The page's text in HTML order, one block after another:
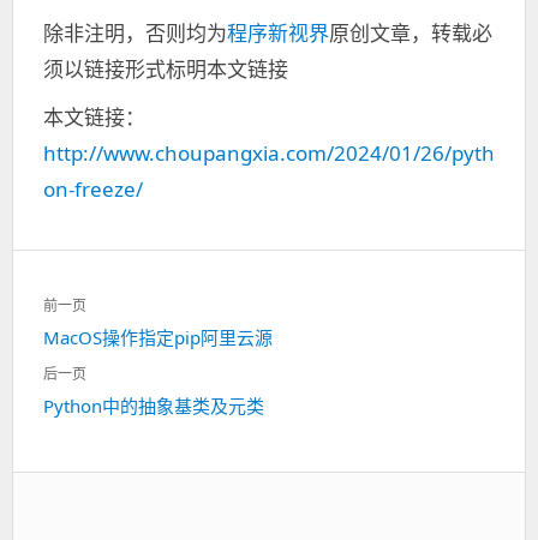
除非注明，否则均为程序新视界原创文章，转载必
须以链接形式标明本文链接
本文链接：
http://www.choupangxia.com/2024/01/26/pyth
on-freeze/
文
章
导
航
前一页
上
一
MacOS操作指定pip阿里云源
后一页
下
Python中的抽象基类及元类